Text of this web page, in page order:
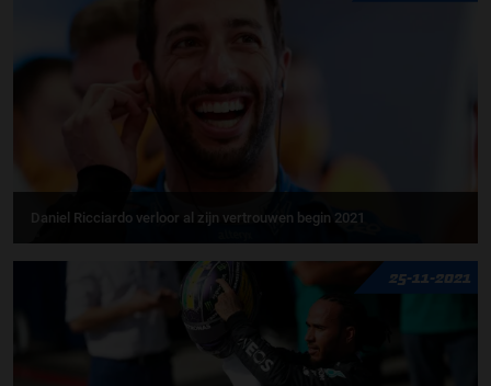
Daniel Ricciardo verloor al zijn vertrouwen begin 2021
25-11-2021